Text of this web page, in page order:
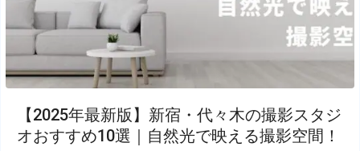
【2025年最新版】新宿・代々木の撮影スタジ
オおすすめ10選｜自然光で映える撮影空間！